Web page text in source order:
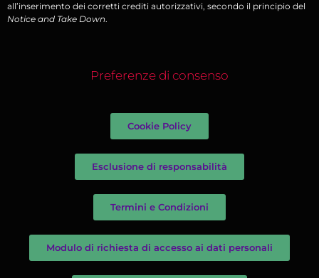
all’inserimento dei corretti crediti autorizzativi, secondo il principio del
Notice and Take Down.
Preferenze di consenso
Cookie Policy
Esclusione di responsabilità
Termini e Condizioni
Modulo di richiesta di accesso ai dati personali